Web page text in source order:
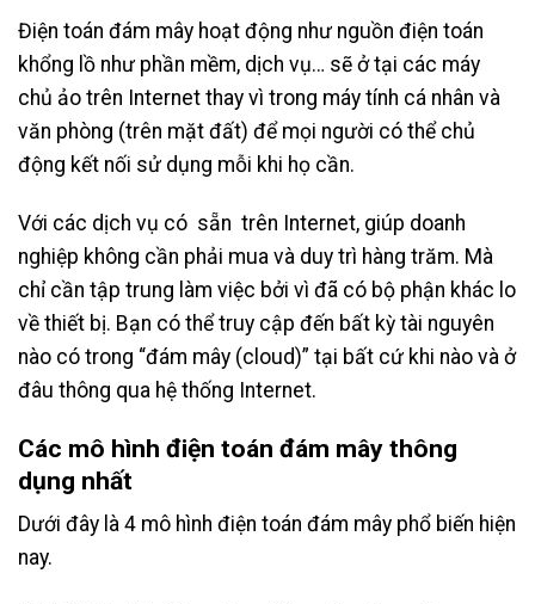
Điện toán đám mây hoạt động như nguồn điện toán
khổng lồ như phần mềm, dịch vụ… sẽ ở tại các máy
chủ ảo trên Internet thay vì trong máy tính cá nhân và
văn phòng (trên mặt đất) để mọi người có thể chủ
động kết nối sử dụng mỗi khi họ cần.
Với các dịch vụ có sẵn trên Internet, giúp doanh
nghiệp không cần phải mua và duy trì hàng trăm. Mà
chỉ cần tập trung làm việc bởi vì đã có bộ phận khác lo
về thiết bị. Bạn có thể truy cập đến bất kỳ tài nguyên
nào có trong “đám mây (cloud)” tại bất cứ khi nào và ở
đâu thông qua hệ thống Internet.
Các mô hình điện toán đám mây thông
dụng nhất
Dưới đây là 4 mô hình điện toán đám mây phổ biến hiện
nay.